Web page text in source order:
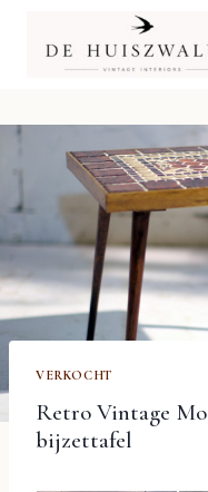
inhoud
VERKOCHT
Retro Vintage
bijzettafel